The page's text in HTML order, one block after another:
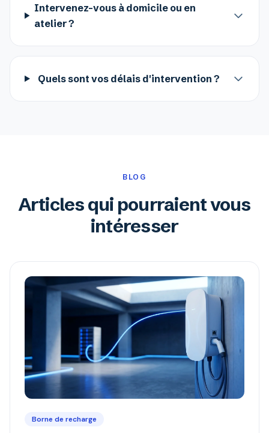
Intervenez-vous à domicile ou en
atelier ?
Quels sont vos délais d'intervention ?
BLOG
Articles qui pourraient vous
intéresser
Borne de recharge